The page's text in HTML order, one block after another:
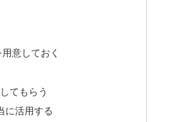
意しておく
てもらう
に活用する